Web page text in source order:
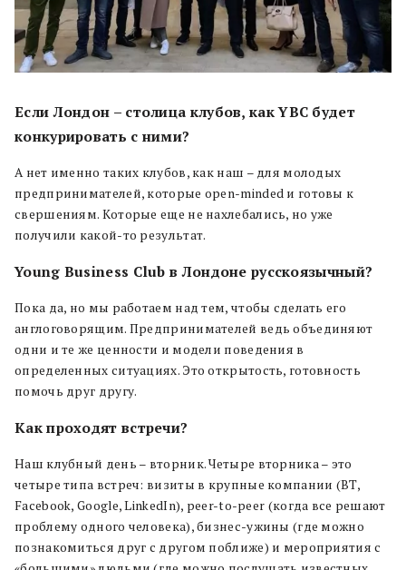
Если Лондон – столица клубов, как YBC будет
конкурировать с ними?
А нет именно таких клубов, как наш – для молодых
предпринимателей, которые open-minded и готовы к
свершениям. Которые еще не нахлебались, но уже
получили какой-то результат.
Young Business Club в Лондоне русскоязычный?
Пока да, но мы работаем над тем, чтобы сделать его
англоговорящим. Предпринимателей ведь объединяют
одни и те же ценности и модели поведения в
определенных ситуациях. Это открытость, готовность
помочь друг другу.
Как проходят встречи?
Наш клубный день – вторник. Четыре вторника – это
четыре типа встреч: визиты в крупные компании (BT,
Facebook, Google, LinkedIn), peer-to-peer (когда все решают
проблему одного человека), бизнес-ужины (где можно
познакомиться друг с другом поближе) и мероприятия с